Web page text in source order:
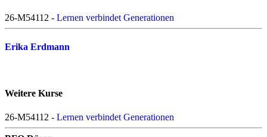
26-M54112 - Lernen verbindet Generationen
Erika Erdmann
Weitere Kurse
26-M54112 - Lernen verbindet Generationen